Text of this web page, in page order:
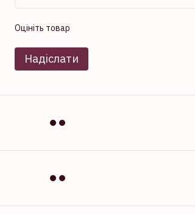
Оцініть товар
Надіслати